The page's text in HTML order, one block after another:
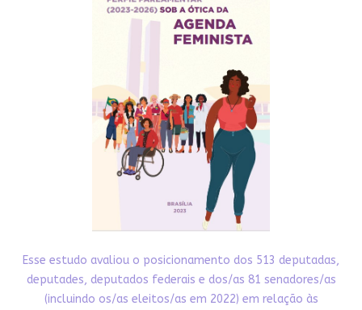
Esse estudo avaliou o posicionamento dos 513 deputadas,
deputades, deputados federais e dos/as 81 senadores/as
(incluindo os/as eleitos/as em 2022) em relação às